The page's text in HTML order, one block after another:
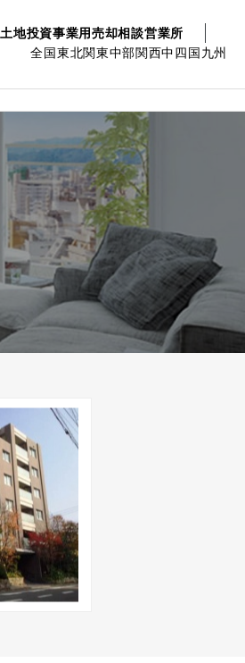
土地投資事業用売却相談営業所
全国東北関東中部関西中四国九州